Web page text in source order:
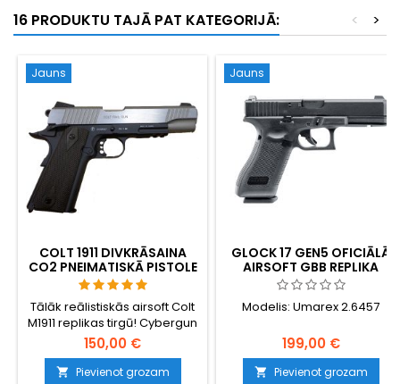
Specna Arms (BLS Taiwan):
pulētas, ideāli apaļas,
sistēmām. Liels krājums
palīgieročiem un
nopietniem...
16 PRODUKTU TAJĀ PAT KATEGORIJĀ: >
<
Jauns
COLT 1911 DIVKRĀSAINA
CO2 PNEIMATISKĀ PISTOLE
AR SLIEDI
Tālāk reālistiskās airsoft Colt
M1911 replikas tirgū! Cybergun
180531.
150,00 €
 Pievienot grozam
Jauns
GLOCK 17 GEN5 OFICIĀLĀ
AIRSOFT GBB REPLIKA
Modelis: Umarex 2.6457
199,00 €
 Pievienot grozam